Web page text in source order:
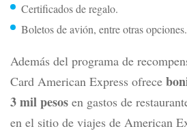
Certificados de regalo.
Boletos de avión, entre otras opciones.
Además del programa de
Card American Express ofrece
3 mil pesos en gastos de
en el sitio de viajes de American